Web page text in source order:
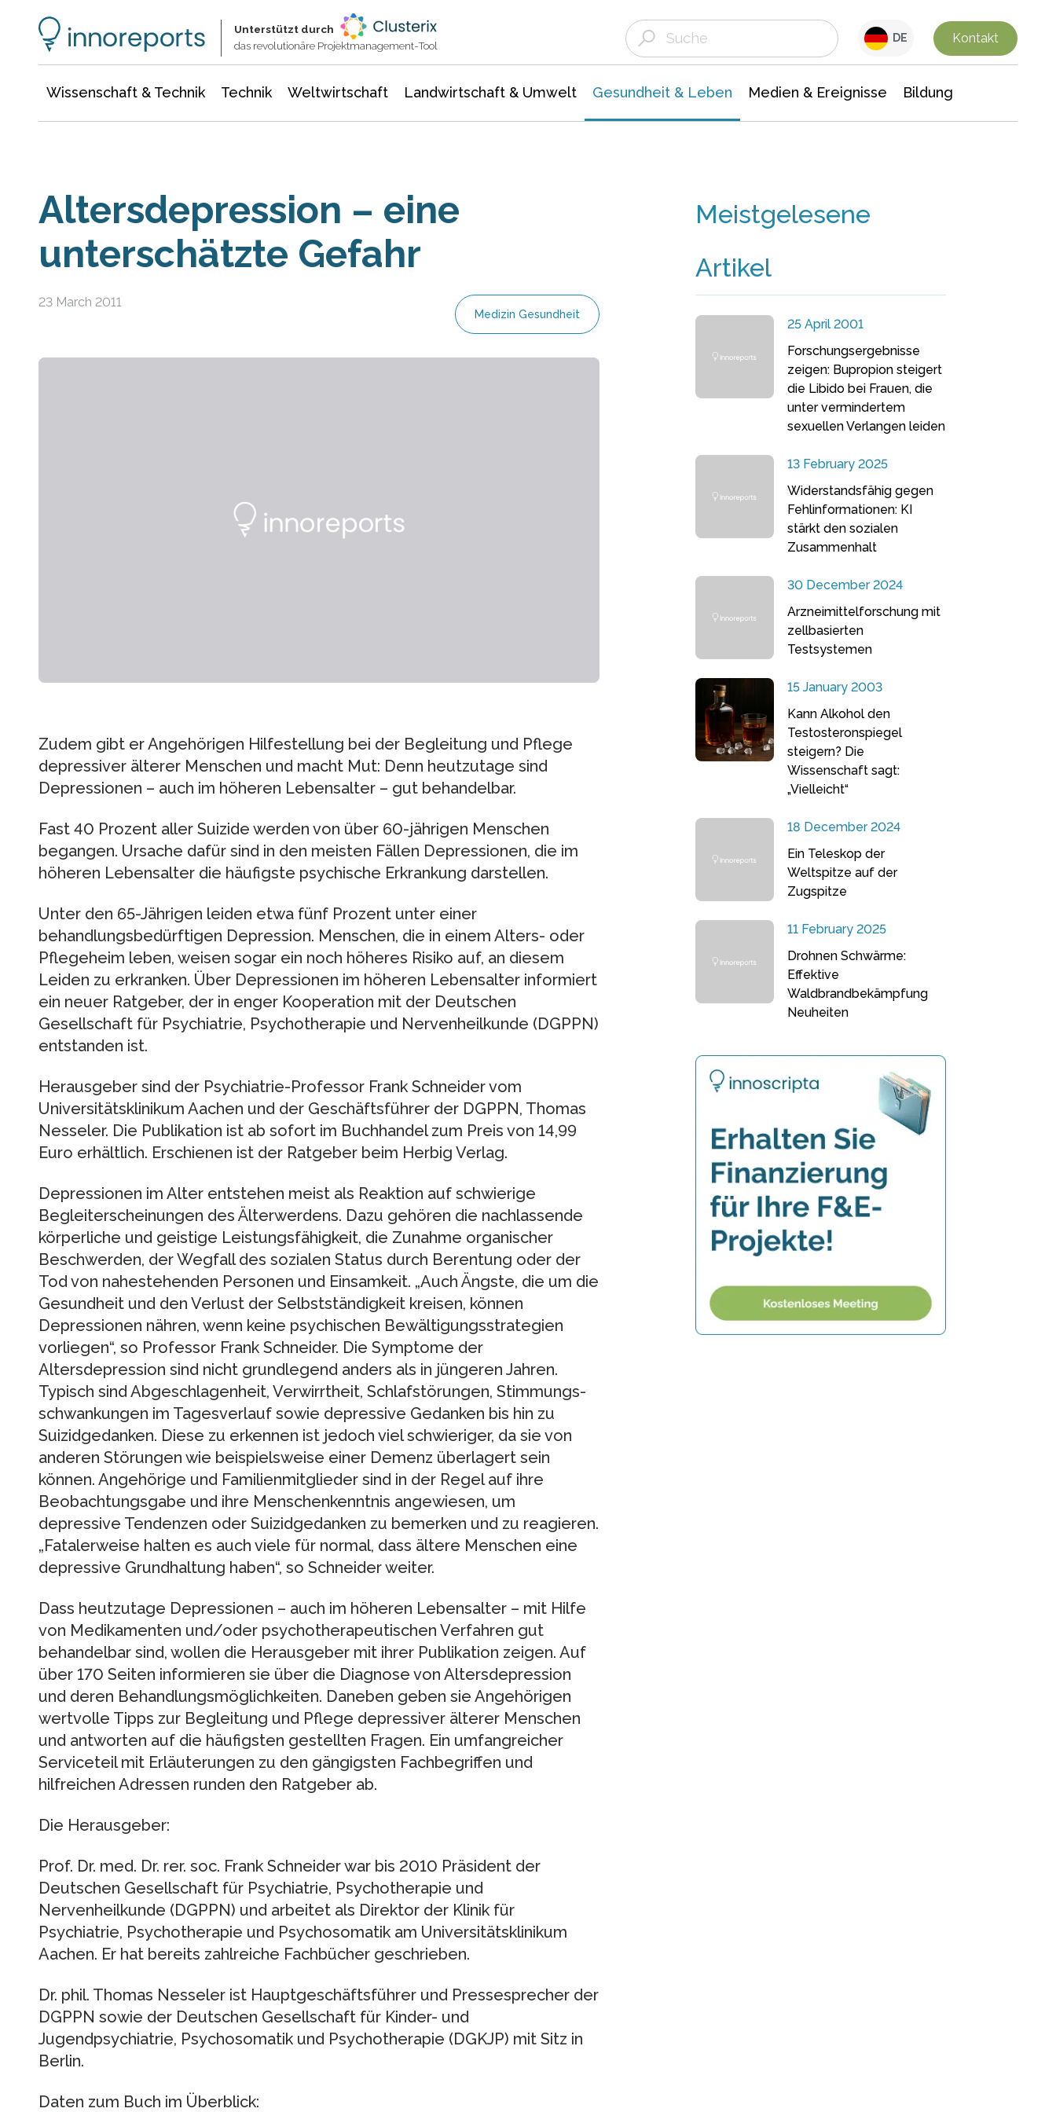
Unterstützt durch
das revolutionäre Projektmanagement-Tool
DE Kontakt
Wissenschaft & Technik Technik Weltwirtschaft Landwirtschaft & Umwelt Gesundheit & Leben Medien & Ereignisse Bildung
Altersdepression – eine
unterschätzte Gefahr
23 March 2011
Medizin Gesundheit
Zudem gibt er Angehörigen Hilfestellung bei der Begleitung und Pflege
depressiver älterer Menschen und macht Mut: Denn heutzutage sind
Depressionen – auch im höheren Lebensalter – gut behandelbar.
Fast 40 Prozent aller Suizide werden von über 60-jährigen Menschen
begangen. Ursache dafür sind in den meisten Fällen Depressionen, die im
höheren Lebensalter die häufigste psychische Erkrankung darstellen.
Unter den 65-Jährigen leiden etwa fünf Prozent unter einer
behandlungsbedürftigen Depression. Menschen, die in einem Alters- oder
Pflegeheim leben, weisen sogar ein noch höheres Risiko auf, an diesem
Leiden zu erkranken. Über Depressionen im höheren Lebensalter informiert
ein neuer Ratgeber, der in enger Kooperation mit der Deutschen
Gesellschaft für Psychiatrie, Psychotherapie und Nervenheilkunde (DGPPN)
entstanden ist.
Herausgeber sind der Psychiatrie-Professor Frank Schneider vom
Universitätsklinikum Aachen und der Geschäftsführer der DGPPN, Thomas
Nesseler. Die Publikation ist ab sofort im Buchhandel zum Preis von 14,99
Euro erhältlich. Erschienen ist der Ratgeber beim Herbig Verlag.
Depressionen im Alter entstehen meist als Reaktion auf schwierige
Begleiterscheinungen des Älterwerdens. Dazu gehören die nachlassende
körperliche und geistige Leistungsfähigkeit, die Zunahme organischer
Beschwerden, der Wegfall des sozialen Status durch Berentung oder der
Tod von nahestehenden Personen und Einsamkeit. „Auch Ängste, die um die
Gesundheit und den Verlust der Selbstständigkeit kreisen, können
Depressionen nähren, wenn keine psychischen Bewältigungsstrategien
vorliegen“, so Professor Frank Schneider. Die Symptome der
Altersdepression sind nicht grundlegend anders als in jüngeren Jahren.
Typisch sind Abgeschlagenheit, Verwirrtheit, Schlafstörungen, Stimmungs-
schwankungen im Tagesverlauf sowie depressive Gedanken bis hin zu
Suizidgedanken. Diese zu erkennen ist jedoch viel schwieriger, da sie von
anderen Störungen wie beispielsweise einer Demenz überlagert sein
können. Angehörige und Familienmitglieder sind in der Regel auf ihre
Beobachtungsgabe und ihre Menschenkenntnis angewiesen, um
depressive Tendenzen oder Suizidgedanken zu bemerken und zu reagieren.
„Fatalerweise halten es auch viele für normal, dass ältere Menschen eine
depressive Grundhaltung haben“, so Schneider weiter.
Dass heutzutage Depressionen – auch im höheren Lebensalter – mit Hilfe
von Medikamenten und/oder psychotherapeutischen Verfahren gut
behandelbar sind, wollen die Herausgeber mit ihrer Publikation zeigen. Auf
über 170 Seiten informieren sie über die Diagnose von Altersdepression
und deren Behandlungsmöglichkeiten. Daneben geben sie Angehörigen
wertvolle Tipps zur Begleitung und Pflege depressiver älterer Menschen
und antworten auf die häufigsten gestellten Fragen. Ein umfangreicher
Serviceteil mit Erläuterungen zu den gängigsten Fachbegriffen und
hilfreichen Adressen runden den Ratgeber ab.
Die Herausgeber:
Prof. Dr. med. Dr. rer. soc. Frank Schneider war bis 2010 Präsident der
Deutschen Gesellschaft für Psychiatrie, Psychotherapie und
Nervenheilkunde (DGPPN) und arbeitet als Direktor der Klinik für
Psychiatrie, Psychotherapie und Psychosomatik am Universitätsklinikum
Aachen. Er hat bereits zahlreiche Fachbücher geschrieben.
Dr. phil. Thomas Nesseler ist Hauptgeschäftsführer und Pressesprecher der
DGPPN sowie der Deutschen Gesellschaft für Kinder- und
Jugendpsychiatrie, Psychosomatik und Psychotherapie (DGKJP) mit Sitz in
Berlin.
Daten zum Buch im Überblick:
Meistgelesene
Artikel
25 April 2001
Forschungsergebnisse
zeigen: Bupropion steigert
die Libido bei Frauen, die
unter vermindertem
sexuellen Verlangen leiden
13 February 2025
Widerstandsfähig gegen
Fehlinformationen: KI
stärkt den sozialen
Zusammenhalt
30 December 2024
Arzneimittelforschung mit
zellbasierten
Testsystemen
15 January 2003
Kann Alkohol den
Testosteronspiegel
steigern? Die
Wissenschaft sagt:
„Vielleicht“
18 December 2024
Ein Teleskop der
Weltspitze auf der
Zugspitze
11 February 2025
Drohnen Schwärme:
Effektive
Waldbrandbekämpfung
Neuheiten